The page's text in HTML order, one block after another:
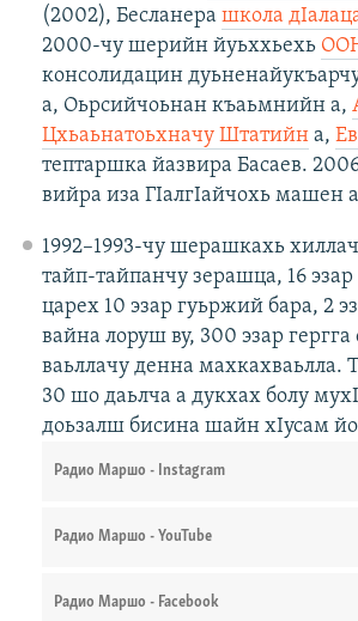
(2002), Бесланера школа
2000-чу шерийн йуьххьехь
консолидацин
а, Оьрсийчоьнан къаьмнийн а,
Цхьаьнатоьхначу Штатийна,
тептаршка йазвира Басаев.
вийра иза ГIалгIайчохь машен
1992–1993-чу шерашкахь
тайп-тайпанчу зерашца, 16 эзар
царех 10 эзар гуьржий бара, 2
вайна лоруш ву, 300 эзар гергга
ваьллачу денна махкахваьлла.
30 шо даьлча а дукхах болу
доьзалш бисина шайн хӀусам
Радио Маршо - Instagram
Радио Маршо - YouTube
Радио Маршо - Facebook